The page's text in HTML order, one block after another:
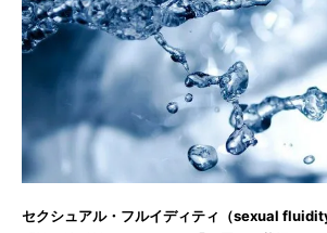
セクシュアル・フルイディティ（sexual fluidity